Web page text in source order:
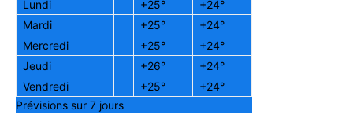
Lundi +25° +24°
Mardi
+25° +24°
Mercredi
+25° +24°
Jeudi
+26° +24°
Vendredi
+25° +24°
Prévisions sur 7 jours